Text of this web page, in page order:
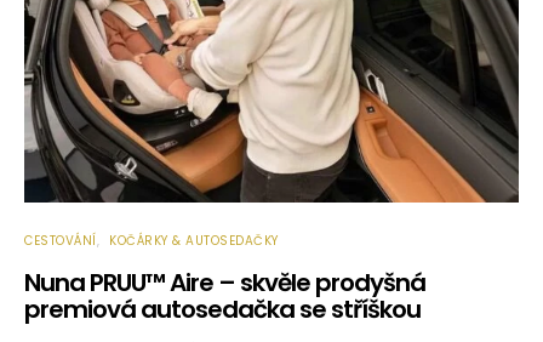
CESTOVÁNÍ KOČÁRKY & AUTOSEDAČKY
Nuna PRUU™ Aire – skvěle prodyšná
premiová autosedačka se stříškou